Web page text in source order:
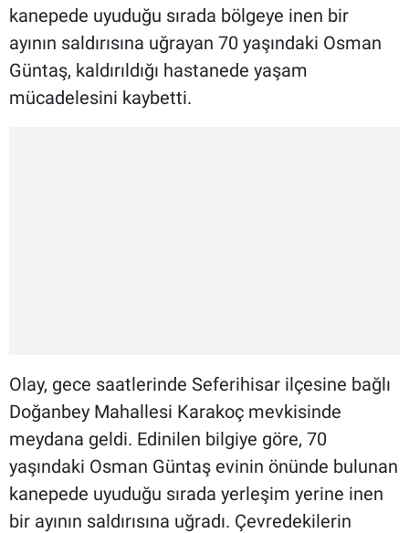
kanepede uyuduğu sırada bölgeye inen bir
ayının saldırısına uğrayan 70 yaşındaki Osman
Güntaş, kaldırıldığı hastanede yaşam
mücadelesini kaybetti.
Olay, gece saatlerinde Seferihisar ilçesine bağlı
Doğanbey Mahallesi Karakoç mevkisinde
meydana geldi. Edinilen bilgiye göre, 70
yaşındaki Osman Güntaş evinin önünde bulunan
kanepede uyuduğu sırada yerleşim yerine inen
bir ayının saldırısına uğradı. Çevredekilerin